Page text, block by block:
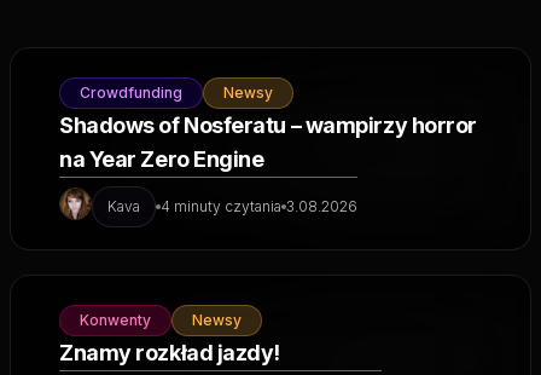
Crowdfunding Newsy
Shadows of Nosferatu – wampirzy horror
na Year Zero Engine
Kava 4 minuty czytania 3.08.2026
Konwenty Newsy
Znamy rozkład jazdy!